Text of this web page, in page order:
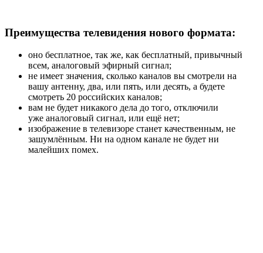
Преимущества телевидения нового формата:
оно бесплатное, так же, как бесплатный, привычный
всем, аналоговый эфирный сигнал;
не имеет значения, сколько каналов вы смотрели на
вашу антенну, два, или пять, или десять, а будете
смотреть 20 российских каналов;
вам не будет никакого дела до того, отключили
уже аналоговый сигнал, или ещё нет;
изображение в телевизоре станет качественным, не
зашумлённым. Ни на одном канале не будет ни
малейших помех.